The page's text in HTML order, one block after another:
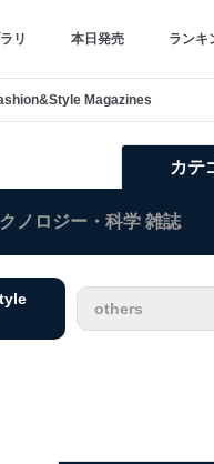
リ 本日発売 ランキ
Magazines
カテ
ノロジー・科学 雑誌
others